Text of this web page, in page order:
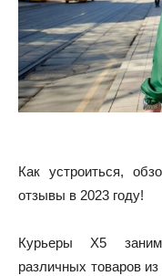
Как устроиться,
отзывы в 2023 году!
Курьеры X5
различных товаров